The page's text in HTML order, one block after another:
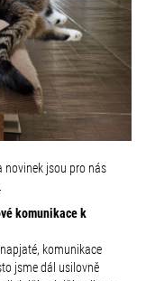
novinek jsou pro nás
komunikace k
komunikace
jsme dál usilovně